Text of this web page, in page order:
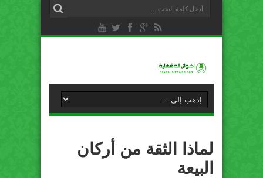
لماذا الثقة من أركان
البيعة